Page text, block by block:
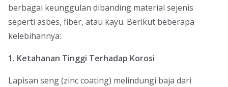
berbagai keunggulan dibanding material sejenis
seperti asbes, fiber, atau kayu. Berikut beberapa
kelebihannya:
1. Ketahanan Tinggi Terhadap Korosi
Lapisan seng (zinc coating) melindungi baja dari